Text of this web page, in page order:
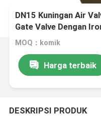
DN15 Kuningan Air
Gate Valve Dengan
MOQ：komik
Harga terbaik
DESKRIPSI PRODUK